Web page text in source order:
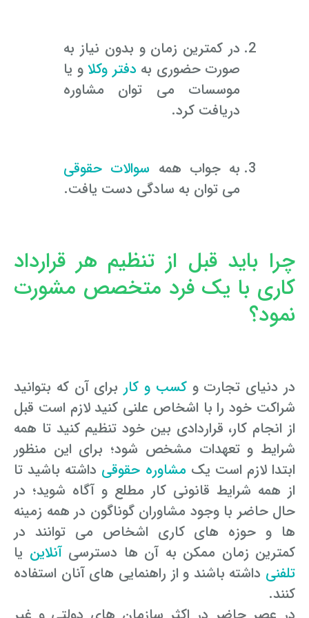
اوراق کردن اتومبیل بدون مجوز قانونی
رویکرد حادثه بدون شاهد
مشاوره حقوقی تخریب
در کمترین زمان و بدون نیاز به
صورت حضوری به دفتر وکلاو یا
موسسات می توان مشاوره
دریافت کرد.
به جواب همه سوالات حقوقی
می توان به سادگی دست یافت.
چرا باید قبل از تنظیم هر قرارداد
کاری با یک فرد متخصص مشورت
نمود؟
در دنیای تجارت وکسب و کار برای آن که بتوانید
شراکت خود را با اشخاص علنی کنید لازم است قبل
از انجام کار، قراردادی بین خود تنظیم کنید تا همه
شرایط و تعهدات مشخص شود؛ برای این منظور
ابتدا لازم است یک مشاوره حقوقی داشته باشید تا
از همه شرایط قانونی کار مطلع و آگاه شوید؛ در
حال حاضر با وجود مشاوران گوناگون در همه زمینه
ها و حوزه های کاری اشخاص می توانند در
کمترین زمان ممکن به آن ها دسترسیآنلاین یا
تلفنی داشته باشند و از راهنمایی های آنان استفاده
کنند.